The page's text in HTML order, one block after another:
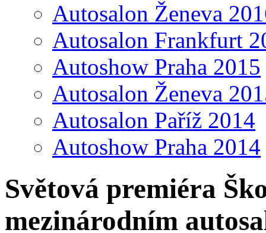
Autosalon Ženeva
Autosalon Frankfurt
Autoshow Praha 2015
Autosalon Ženeva
Autosalon Paříž 2014
Autoshow Praha 2014
Světová premiéra
mezinárodním